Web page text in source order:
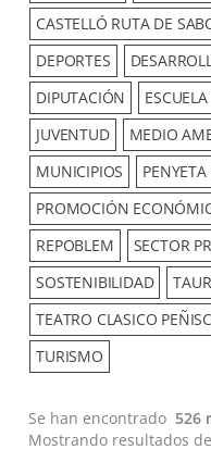
CASTELLÓ RUTA DE
DEPORTES
DIPUTACIÓN
JUVENTUD
MEDIO
MUNICIPIOS
PENYETA
PROMOCIÓN
REPOBLEM
SECTOR
SOSTENIBILIDAD
TEATRO CLASICO
TURISMO
Se han encontrado526
Mostrando resultados